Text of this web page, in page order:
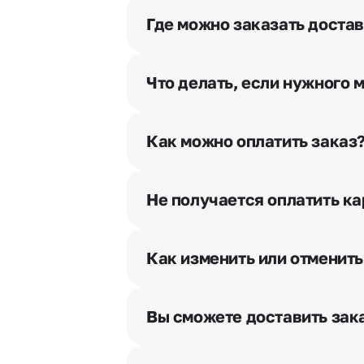
Где можно заказать
Что делать, если нужного
Как можно оплатить
Наличными.
Банковскими картами Visa,
Через Yandex Pay, UnionPay,
Не получается оплатить
Как изменить или
Вы сможете доставить